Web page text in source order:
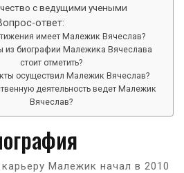
с ведущими учеными
ответ:
имеет Малежик Вячеслав?
из биографии Малежика Вячеслава
стоит отметить?
осуществил Малежик Вячеслав?
деятельность ведет Малежик
Вячеслав?
Малежик начал в 2010